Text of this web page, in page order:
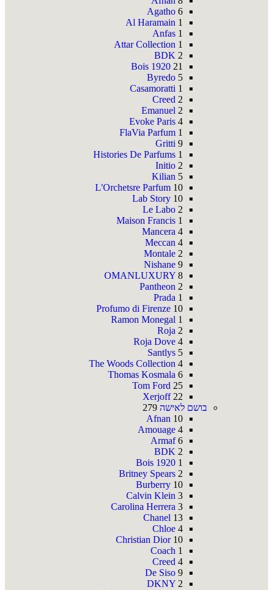
Agatho 6
Al Haramain 1
Anfas 1
Attar Collection 1
BDK 2
Bois 1920 21
Byredo 5
Casamoratti 1
Creed 2
Emanuel 2
Evoke Paris 4
FlaVia Parfum 1
Gritti 9
Histories De Parfums 1
Initio 2
Kilian 5
L'Orchetsre Parfum 10
Lab Story 10
Le Labo 2
Maison Francis 1
Mancera 4
Meccan 4
Montale 2
Nishane 9
OMANLUXURY 8
Pantheon 2
Prada 1
Profumo di Firenze 10
Ramon Monegal 1
Roja 2
Roja Dove 4
Santlys 5
The Woods Collection 4
Thomas Kosmala 6
Tom Ford 25
Xerjoff 22
בושם לאישה 279
Afnan 10
Amouage 4
Armaf 6
BDK 2
Bois 1920 1
Britney Spears 2
Burberry 10
Calvin Klein 3
Carolina Herrera 3
Chanel 13
Chloe 4
Christian Dior 10
Coach 1
Creed 4
De Siso 9
DKNY 2